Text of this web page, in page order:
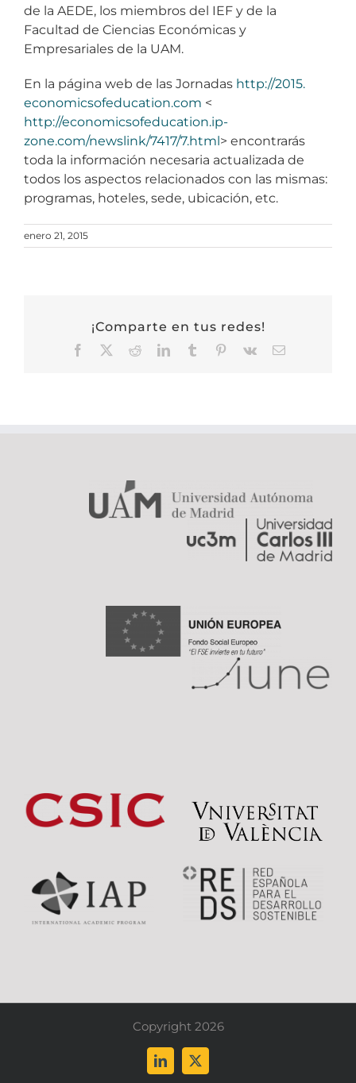
de la AEDE, los miembros del IEF y de la
Facultad de Ciencias Económicas y
Empresariales de la UAM.
En la página web de las Jornadas http://2015.
economicsofeducation.com <
http://economicsofeducation.ip-
zone.com/newslink/7417/7.html> encontrarás
toda la información necesaria actualizada de
todos los aspectos relacionados con las mismas:
programas, hoteles, sede, ubicación, etc.
enero 21, 2015
¡Comparte en tus redes!
Facebook RedditLinkedInTumblr Pinterest
Vk
Correo
Copyright 2026
LinkedIn
X